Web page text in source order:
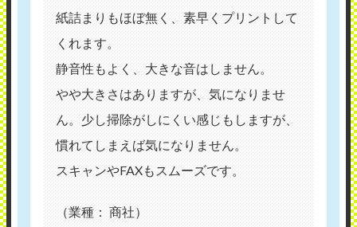
紙詰まりもほぼ無く、素早くプリントして
くれます。
静音性もよく、大きな音はしません。
やや大きさはありますが、気になりませ
ん。少し掃除がしにくい感じもしますが、
慣れてしまえば気になりません。
スキャンやFAXもスムーズです。
（業種： 商社）